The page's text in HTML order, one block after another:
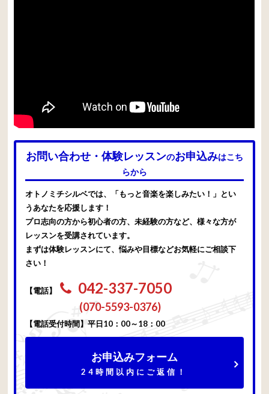
お問い合わせ・体験レッスンのお申込みはこち
らから
オトノミチシルベでは、「もっと音楽を楽しみたい！」とい
うあなたを応援します！
プロ志向の方から初心者の方、未経験の方など、様々な方が
レッスンを受講されています。
まずは体験レッスンにて、悩みや目標などお気軽にご相談下
さい！
【電話】 042-337-7050
(070-5593-0376)
【電話受付時間】平日10：00～18：00
お申込みフォーム
24時間以内にご返信！